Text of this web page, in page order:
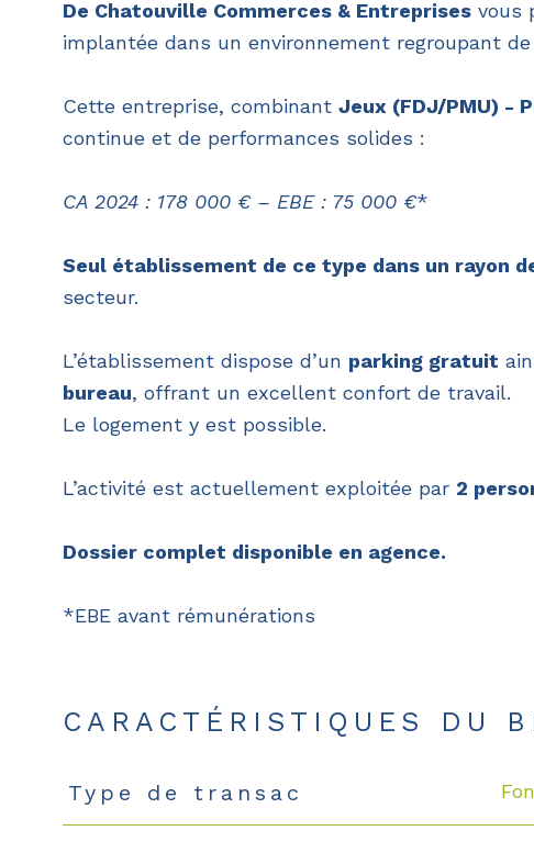
De Chatouville Commerces & Entreprises vous
implantée dans un environnement regroupant
Cette entreprise, combinant Jeux (FDJ/PMU) -
continue et de performances solides :
CA 2024 : 178 000 € – EBE: 75 000 €*
Seul établissement de ce type dans un rayon
secteur.
L’établissement dispose d’un parking gratuit
bureau, offrant un excellent confort de travail.
Le logement y est possible.
L’activité est actuellement exploitée par 2
Dossier complet disponible en agence.
*EBE avant rémunérations
CARACTÉRISTIQUES DU
Caractéristiques Valeurs
Type de transac